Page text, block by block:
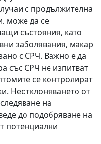
с продължителна
може да се
състояния, като
заболявания, макар
с СРЧ. Важно е да
със СРЧ не изпитват
се контролират
Неотклоняването от
на
до подобряване на
потенциални